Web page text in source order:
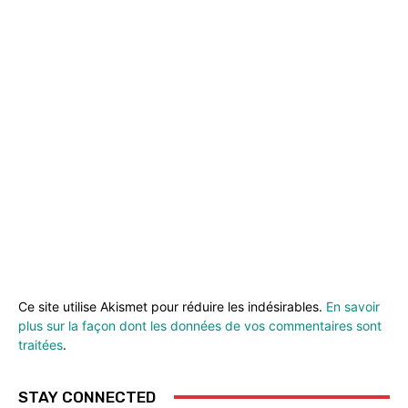
Ce site utilise Akismet pour réduire les indésirables. En savoir
plus sur la façon dont les données de vos commentaires sont
traitées.
STAY CONNECTED